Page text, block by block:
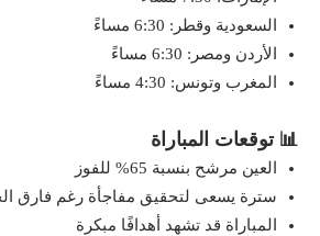
السعودية وقطر: 6:30 مساءً
الأردن ومصر: 6:30 مساءً
المغرب وتونس: 4:30 مساءً
📊 توقعات المباراة
العين مرشح بنسبة 65% للفوز
سترة يسعى لتحقيق مفاجأة رغم فارق
المباراة قد تشهد أهدافًا مبكرة